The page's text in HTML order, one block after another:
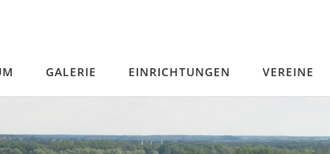
GALERIE EINRICHTUNGEN VEREINE